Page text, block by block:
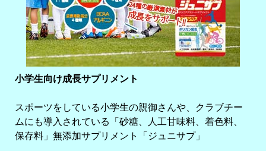
小学生向け成長サプリメント
スポーツをしている小学生の親御さんや、クラブチー
ムにも導入されている「砂糖、人工甘味料、着色料、
保存料」無添加サプリメント「ジュニサプ」